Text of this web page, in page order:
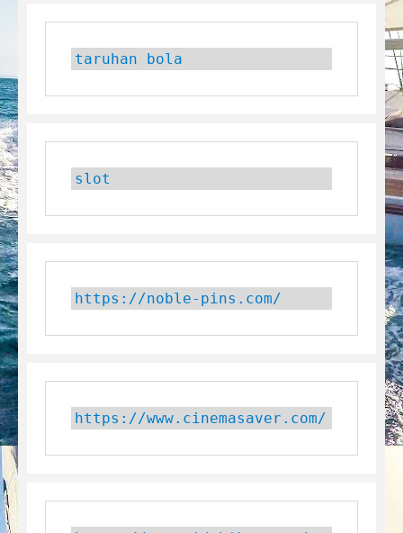
taruhan bola
slot
https://noble-pins.com/
https://www.cinemasaver.com/